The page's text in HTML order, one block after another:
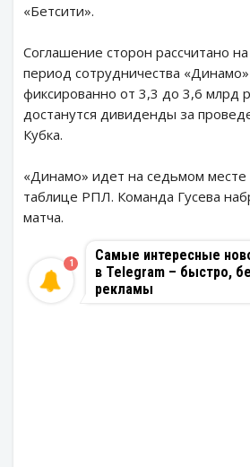
«Бетсити».
Соглашение сторон рассчитано
период сотрудничества
фиксированно от 3,3 до 3,6 млрд
достанутся дивиденды за
Кубка.
«Динамо» идет на седьмом месте
таблице РПЛ. Команда Гусева
матча.
Самые интересные
в Telegram – быстро,
рекламы
1